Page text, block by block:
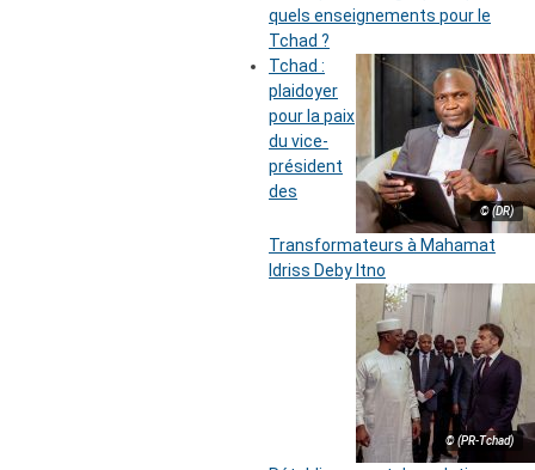
quels enseignements pour le
Tchad ?
© (DR)
Tchad :
plaidoyer
pour la paix
du vice-
président
des
Transformateurs à Mahamat
Idriss Deby Itno
© (PR-Tchad)